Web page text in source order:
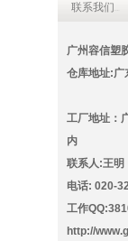
联系我们
广州容信塑
仓库地址:广
工厂地址：
内
联系人:王
电话: 020-
工作
http://